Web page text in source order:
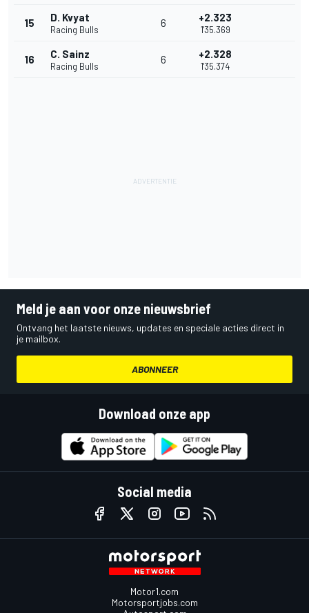
15 D. Kvyat
Racing Bulls
6 +2.323
1'35.369
16 C. Sainz
Racing Bulls
6 +2.328
1'35.374
Meld je aan voor onze nieuwsbrief
Ontvang het laatste nieuws, updates en speciale acties direct in
je mailbox.
ABONNEER
Download onze app
Social media
Motor1.com
Motorsportjobs.com